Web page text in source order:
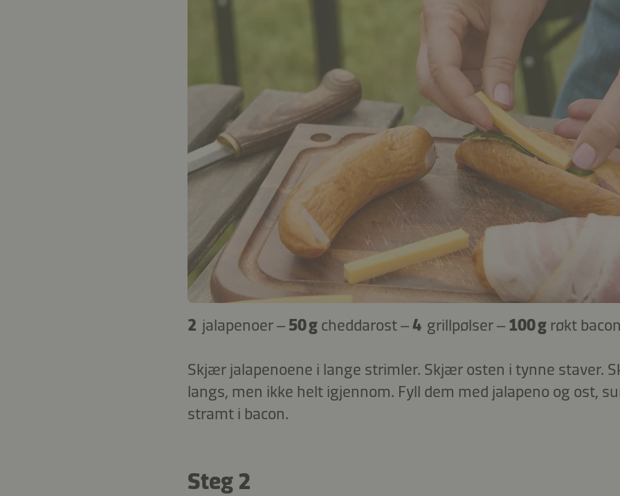
2 jalapenoer – 50 g cheddarost –4 grillpølser – 100 g røkt
Skjær jalapenoene i lange strimler. Skjær osten i tynne staver.
langs, men ikke helt igjennom. Fyll dem med jalapeno og ost,
stramt i bacon.
Steg 2